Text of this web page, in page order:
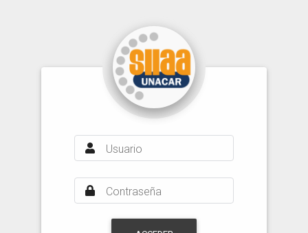
Usuario
Contraseña